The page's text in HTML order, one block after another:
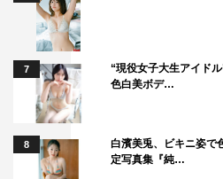
7
“現役女子大生アイド
色白美ボデ…
8
白濱美兎、ビキニ姿
定写真集『純…